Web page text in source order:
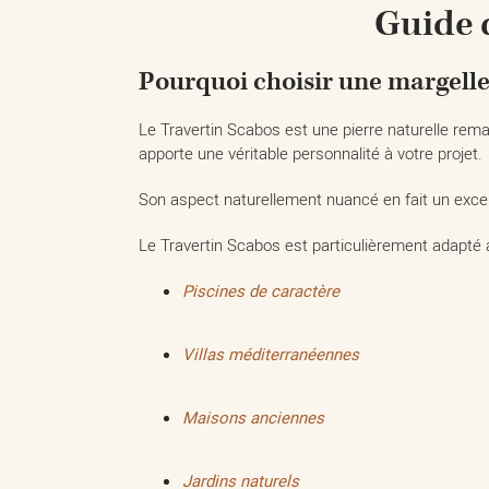
Guide
Pourquoi choisir une
Le Travertin Scabos est une pierre naturelle
apporte une véritable personnalité à votre projet.
Son aspect naturellement nuancé en fait un
Le Travertin Scabos est particulièrement adapté
Piscines de caractère
Villas méditerranéennes
Maisons anciennes
Jardins naturels